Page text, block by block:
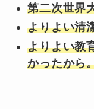
第二次世界
よりよい清
よりよい教
かったから